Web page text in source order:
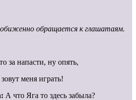
обращается к глашатаям.
за напасти, ну опять,
меня играть!
А что Яга то здесь забыла?